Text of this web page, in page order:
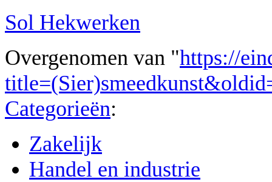
Sol Hekwerken
Overgenomen van "https://
Categorieën:
Zakelijk
Handel en industrie